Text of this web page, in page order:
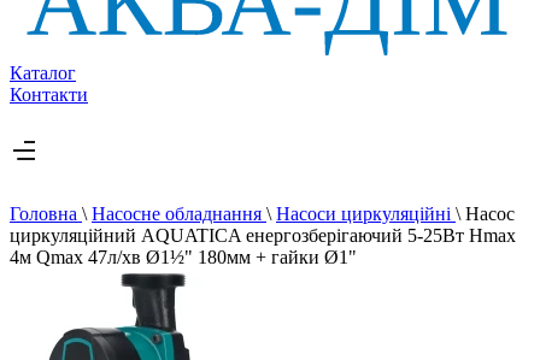
Каталог
Контакти
Головна \ Насосне обладнання \ Насоси циркуляційні \ Насос
циркуляційний AQUATICA енергозберігаючий 5-25Вт Hmax
4м Qmax 47л/хв Ø1½" 180мм + гайки Ø1"